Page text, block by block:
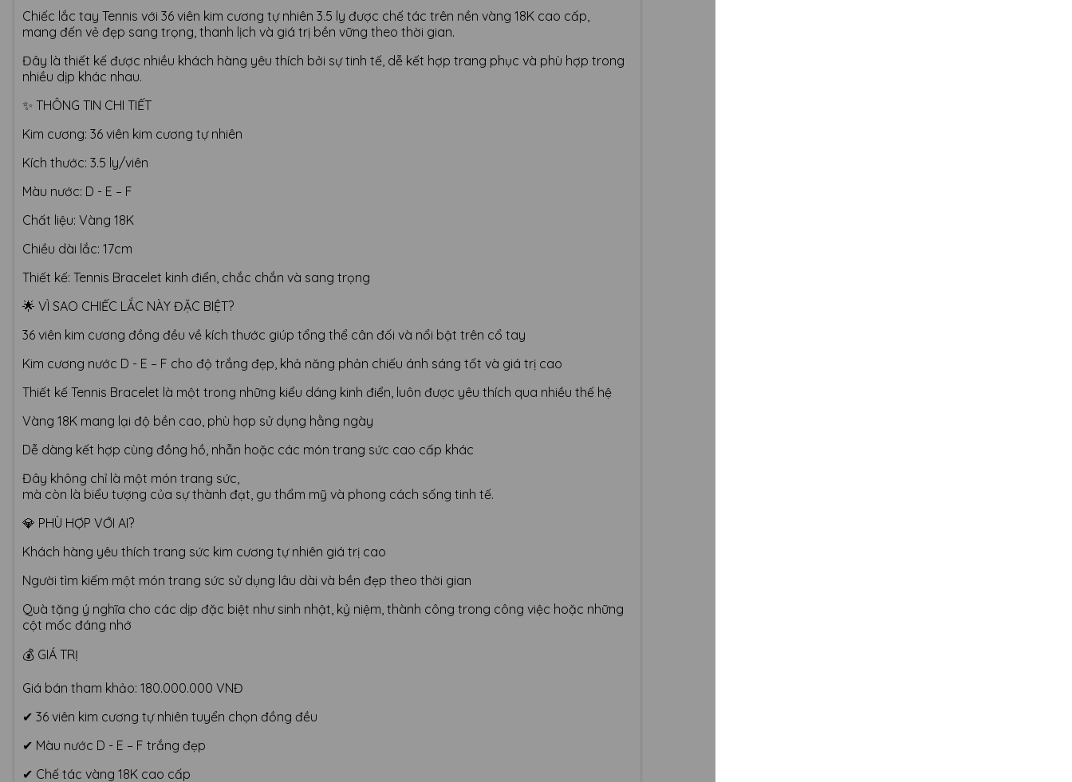
Chiếc lắc tay Tennis với 36 viên kim cương tự nhiên 3.5 ly được chế tác trên nền vàng 18K cao cấp,
mang đến vẻ đẹp sang trọng, thanh lịch và giá trị bền vững theo thời gian.
Đây là thiết kế được nhiều khách hàng yêu thích bởi sự tinh tế, dễ kết hợp trang phục và phù hợp trong
nhiều dịp khác nhau.
✨ THÔNG TIN CHI TIẾT
Kim cương: 36 viên kim cương tự nhiên
Kích thước: 3.5 ly/viên
Màu nước: D - E – F
Chất liệu: Vàng 18K
Chiều dài lắc: 17cm
Thiết kế: Tennis Bracelet kinh điển, chắc chắn và sang trọng
🌟 VÌ SAO CHIẾC LẮC NÀY ĐẶC BIỆT?
36 viên kim cương đồng đều về kích thước giúp tổng thể cân đối và nổi bật trên cổ tay
Kim cương nước D - E – F cho độ trắng đẹp, khả năng phản chiếu ánh sáng tốt và giá trị cao
Thiết kế Tennis Bracelet là một trong những kiểu dáng kinh điển, luôn được yêu thích qua nhiều thế hệ
Vàng 18K mang lại độ bền cao, phù hợp sử dụng hằng ngày
Dễ dàng kết hợp cùng đồng hồ, nhẫn hoặc các món trang sức cao cấp khác
Đây không chỉ là một món trang sức,
mà còn là biểu tượng của sự thành đạt, gu thẩm mỹ và phong cách sống tinh tế.
💎 PHÙ HỢP VỚI AI?
Khách hàng yêu thích trang sức kim cương tự nhiên giá trị cao
Người tìm kiếm một món trang sức sử dụng lâu dài và bền đẹp theo thời gian
Quà tặng ý nghĩa cho các dịp đặc biệt như sinh nhật, kỷ niệm, thành công trong công việc hoặc những
cột mốc đáng nhớ
💰 GIÁ TRỊ
Giá bán tham khảo: 180.000.000 VNĐ
✔ 36 viên kim cương tự nhiên tuyển chọn đồng đều
✔ Màu nước D - E – F trắng đẹp
✔ Chế tác vàng 18K cao cấp